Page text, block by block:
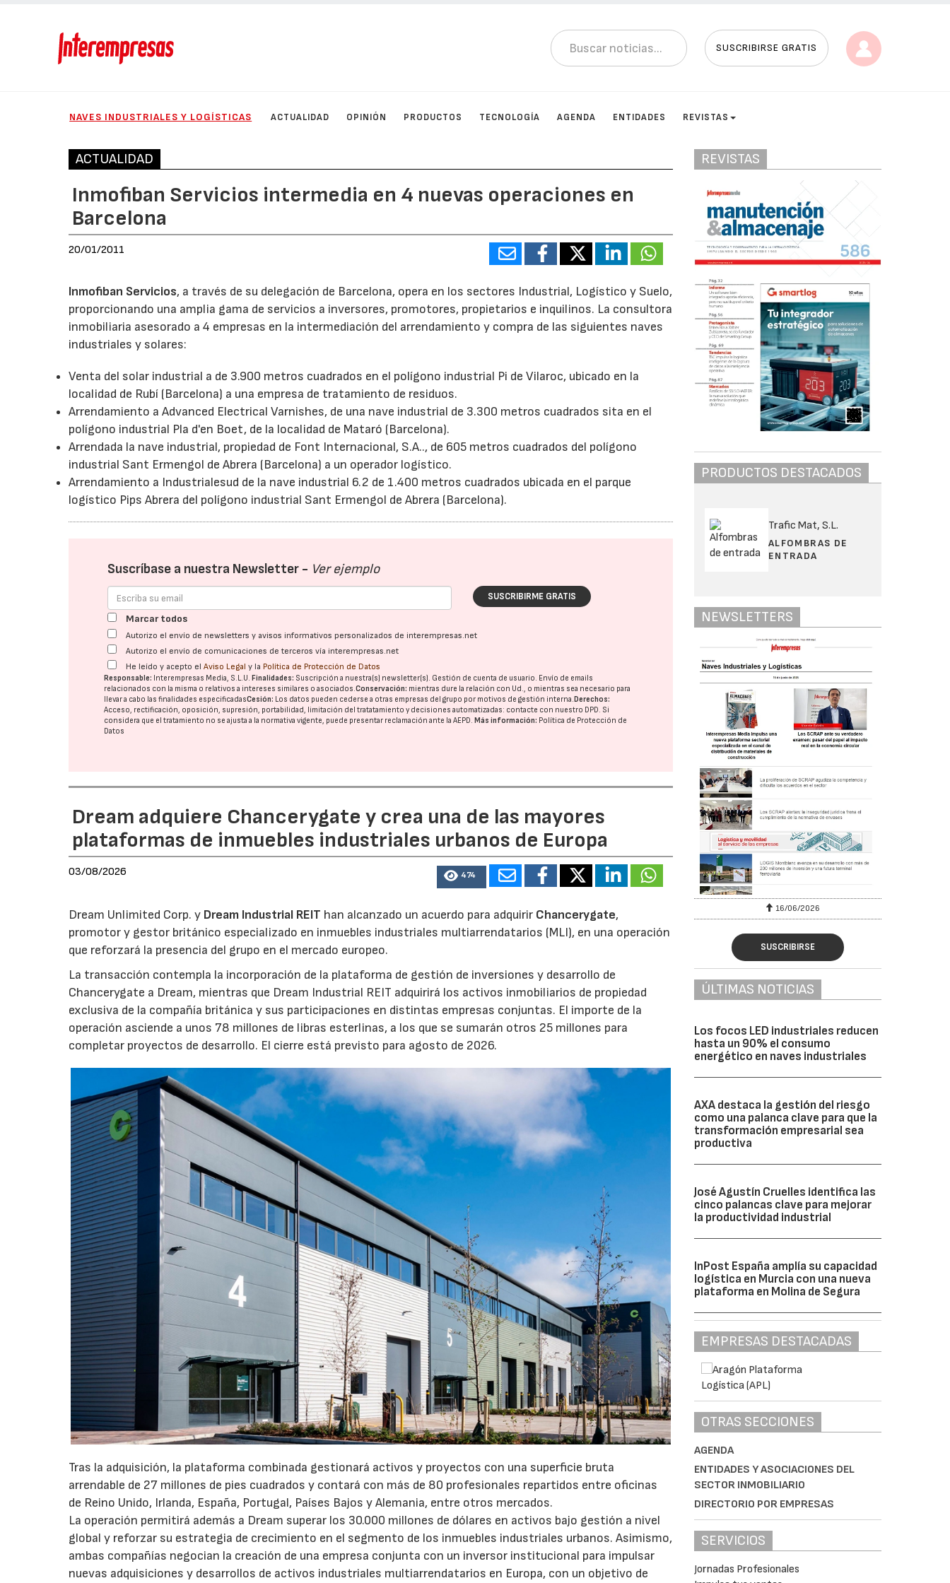
SUSCRIBIRSE GRATIS
NAVES INDUSTRIALES Y LOGÍSTICAS ACTUALIDAD OPINIÓN PRODUCTOS TECNOLOGÍA AGENDA ENTIDADES REVISTAS
ACTUALIDAD
Inmofiban Servicios intermedia en 4 nuevas operaciones en
Barcelona
20/01/2011
Inmofiban Servicios, a través de su delegación de Barcelona, opera en los sectores Industrial, Logístico y Suelo,
proporcionando una amplia gama de servicios a inversores, promotores, propietarios e inquilinos. La consultora
inmobiliaria asesorado a 4 empresas en la intermediación del arrendamiento y compra de las siguientes naves
industriales y solares:
Venta del solar industrial a de 3.900 metros cuadrados en el polígono industrial Pi de Vilaroc, ubicado en la
localidad de Rubí (Barcelona) a una empresa de tratamiento de residuos.
Arrendamiento a Advanced Electrical Varnishes, de una nave industrial de 3.300 metros cuadrados sita en el
polígono industrial Pla d'en Boet, de la localidad de Mataró (Barcelona).
Arrendada la nave industrial, propiedad de Font Internacional, S.A.., de 605 metros cuadrados del polígono
industrial Sant Ermengol de Abrera (Barcelona) a un operador logístico.
Arrendamiento a Industrialesud de la nave industrial 6.2 de 1.400 metros cuadrados ubicada en el parque
logístico Pips Abrera del polígono industrial Sant Ermengol de Abrera (Barcelona).
Suscríbase a nuestra Newsletter - Ver ejemplo
SUSCRIBIRME GRATIS
Marcar todos
Autorizo el envío de newsletters y avisos informativos personalizados de interempresas.net
Autorizo el envío de comunicaciones de terceros vía interempresas.net
He leído y acepto elAviso Legal y la Política de Protección de Datos
Responsable: Interempresas Media, S.L.U. Finalidades: Suscripción a nuestra(s) newsletter(s). Gestión de cuenta de usuario. Envío de emails
relacionados con la misma o relativos a intereses similares o asociados.Conservación: mientras dure la relación con Ud., o mientras sea necesario para
llevar a cabo las finalidades especificadasCesión: Los datos pueden cederse a otras empresas del grupo por motivos de gestión interna. Derechos:
Acceso, rectificación, oposición, supresión, portabilidad, limitación del tratatamiento y decisiones automatizadas: contacte con nuestro DPD. Si
considera que el tratamiento no se ajusta a la normativa vigente, puede presentar reclamación ante laAEPD. Más información: Política de Protección de
Datos
Dream adquiere Chancerygate y crea una de las mayores
plataformas de inmuebles industriales urbanos de Europa
03/08/2026 474
Dream Unlimited Corp. y Dream Industrial REIT han alcanzado un acuerdo para adquirir Chancerygate,
promotor y gestor británico especializado en inmuebles industriales multiarrendatarios (MLI), en una operación
que reforzará la presencia del grupo en el mercado europeo.
La transacción contempla la incorporación de la plataforma de gestión de inversiones y desarrollo de
Chancerygate a Dream, mientras que Dream Industrial REIT adquirirá los activos inmobiliarios de propiedad
exclusiva de la compañía británica y sus participaciones en distintas empresas conjuntas. El importe de la
operación asciende a unos 78 millones de libras esterlinas, a los que se sumarán otros 25 millones para
completar proyectos de desarrollo. El cierre está previsto para agosto de 2026.
Tras la adquisición, la plataforma combinada gestionará activos y proyectos con una superficie bruta
arrendable de 27 millones de pies cuadrados y contará con más de 80 profesionales repartidos entre oficinas
de Reino Unido, Irlanda, España, Portugal, Países Bajos y Alemania, entre otros mercados.
La operación permitirá además a Dream superar los 30.000 millones de dólares en activos bajo gestión a nivel
global y reforzar su estrategia de crecimiento en el segmento de los inmuebles industriales urbanos. Asimismo,
ambas compañías negocian la creación de una empresa conjunta con un inversor institucional para impulsar
nuevas adquisiciones y desarrollos de activos industriales multiarrendatarios en Europa, con un objetivo de
REVISTAS
PRODUCTOS DESTACADOS
Trafic Mat, S.L.
ALFOMBRAS DE
ENTRADA
NEWSLETTERS
21/07/2026 16/06/2026
SUSCRIBIRSE
ÚLTIMAS NOTICIAS
Los focos LED industriales reducen
hasta un 90% el consumo
energético en naves industriales
AXA destaca la gestión del riesgo
como una palanca clave para que la
transformación empresarial sea
productiva
José Agustín Cruelles identifica las
cinco palancas clave para mejorar
la productividad industrial
InPost España amplía su capacidad
logística en Murcia con una nueva
plataforma en Molina de Segura
EMPRESAS DESTACADAS
OTRAS SECCIONES
AGENDA
ENTIDADES Y ASOCIACIONES DEL
SECTOR INMOBILIARIO
DIRECTORIO POR EMPRESAS
SERVICIOS
Jornadas Profesionales